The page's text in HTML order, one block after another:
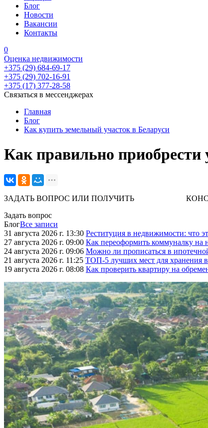
Блог
Новости
Вакансии
Контакты
0
Оценка недвижимости
+375 (29) 684-69-17
+375 (29) 702-16-91
+375 (17) 377-28-58
Связаться в мессенджерах
Главная
Блог
Как купить земельный участок в Беларуси
Как правильно приобрести
ЗАДАТЬ ВОПРОС ИЛИ ПОЛУЧИТЬ
Задать вопрос
БлогВсе записи
31 августа 2026 г. 13:30 Реституция в недвижимости: что
27 августа 2026 г. 09:00 Как переоформить коммуналку на
24 августа 2026 г. 09:06 Можно ли прописаться в
21 августа 2026 г. 11:25 ТОП-5 лучших мест для хранения
19 августа 2026 г. 08:08 Как проверить квартиру на